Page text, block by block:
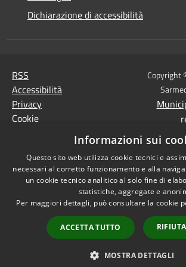
Dichiarazione di accessibilità
RSS
Accessibilità
Privacy
Cookie
Copyright
Informazioni sui
Questo sito web utilizza cookie tecnici e
necessari al corretto funzionamento e alla
un cookie tecnico analitico al solo fine di
statistiche, aggregate e
Per maggiori dettagli, può consultare la cookie
ACCETTA TUTTO
MOSTRA DETTAGLI